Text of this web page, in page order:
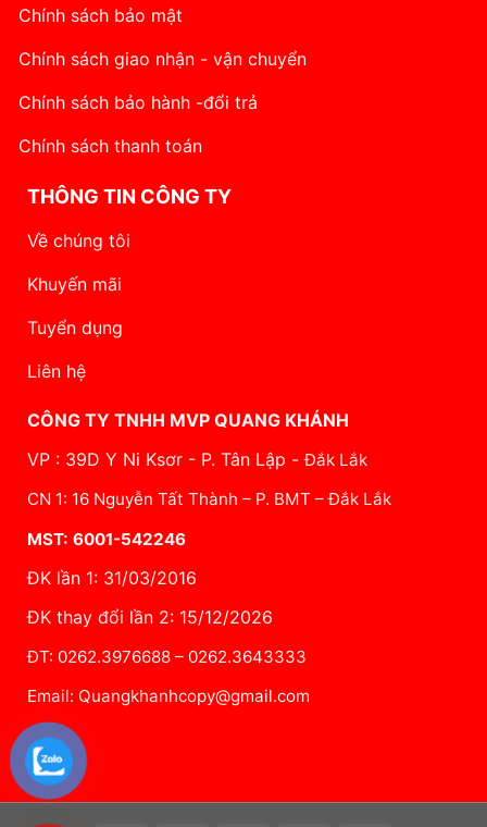
Chính sách bảo mật
Chính sách giao nhận - vận chuyển
Chính sách bảo hành -đổi trả
Chính sách thanh toán
THÔNG TIN CÔNG TY
Về chúng tôi
Khuyến mãi
Tuyển dụng
Liên hệ
CÔNG TY TNHH MVP QUANG KHÁNH
VP : 39D Y Ni Ksơr - P. Tân Lập -Đắk Lắk
CN 1: 16 Nguyễn Tất Thành – P. BMT – Đắk Lắk
MST: 6001-542246
ĐK lần 1: 31/03/2016
ĐK thay đổi lần 2: 15/12/2026
ĐT: 0262.3976688 – 0262.3643333
Email: Quangkhanhcopy@gmail.com